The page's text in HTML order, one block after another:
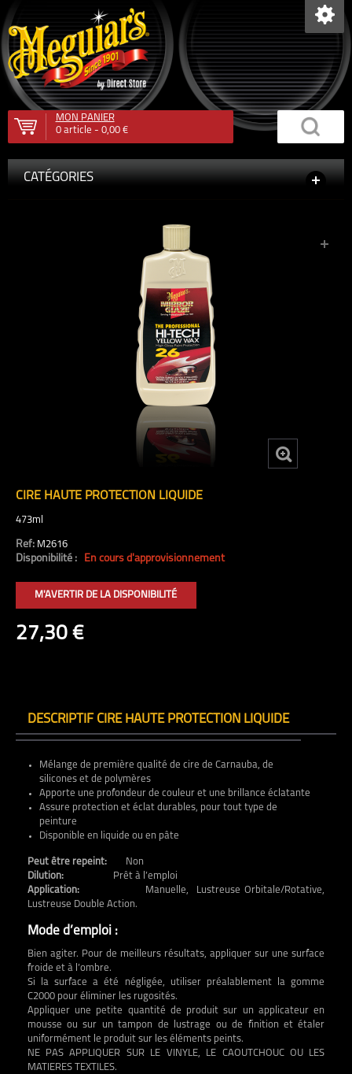
MON PANIER
0article - 0,00 €
CATÉGORIES
CIRE HAUTE PROTECTION LIQUIDE
473ml
Ref: M2616
Disponibilité : En cours d'approvisionnement
M'AVERTIR DE LA DISPONIBILITÉ
27,30 €
DESCRIPTIF CIRE HAUTE PROTECTION LIQUIDE
Mélange de première qualité de cire de Carnauba, de
silicones et de polymères
Apporte une profondeur de couleur et une brillance éclatante
Assure protection et éclat durables, pour tout type de
peinture
Disponible en liquide ou en pâte
Peut être repeint:
Non
Dilution:
Prêt à l’emploi
Application:
Manuelle, Lustreuse Orbitale/Rotative,
Lustreuse Double Action.
Mode d’emploi :
Bien agiter. Pour de meilleurs résultats, appliquer sur une surface
froide et à l’ombre.
Si la surface a été négligée, utiliser préalablement la gomme
C2000 pour éliminer les rugosités.
Appliquer une petite quantité de produit sur un applicateur en
mousse ou sur un tampon de lustrage ou de finition et étaler
uniformément le produit sur les éléments peints.
NE PAS APPLIQUER SUR LE VINYLE, LE CAOUTCHOUC OU LES
MATIERES TEXTILES.